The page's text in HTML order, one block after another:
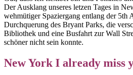
Der Ausklang unseres letzen Tages in
wehmütiger Spaziergang entlang der 5th
Durchquerung des Bryant Parks, die
Bibliothek und eine Busfahrt zur Wall
schöner nicht sein konnte.
New York I already miss